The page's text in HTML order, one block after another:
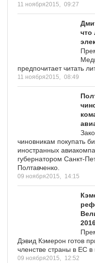
11 ноября2015, 09:27
что
предпочитает читать
11 ноября2015, 08:49
чиновникам покупать
иностранных
губернатором Санкт-
Полтавченко.
09 ноября2015, 14:15
Дэвид Кэмерон готов
членстве страны в ЕС в
09 ноября2015, 12:52